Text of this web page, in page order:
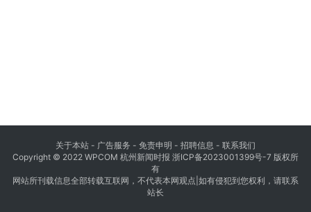
关于本站 - 广告服务 - 免责申明 - 招聘信息 - 联系我们
Copyright © 2022 WPCOM 杭州新闻时报 浙ICP备2023001399号-7 版权所
有
网站所刊载信息全部转载互联网，不代表本网观点|如有侵犯到您权利，请联系
站长